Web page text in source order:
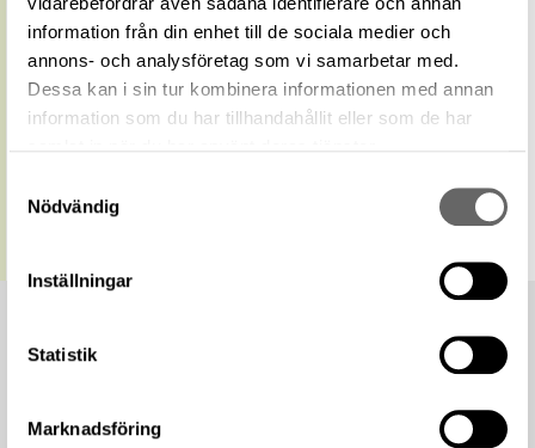
information från din enhet till de sociala medier och
annons- och analysföretag som vi samarbetar med.
Dessa kan i sin tur kombinera informationen med annan
information som du har tillhandahållit eller som de har
Nödvändig
Inställningar
Statistik
Marknadsföring
URI
https://samlingar.shm.se/geo/30907453-
F3A9-4C38-8175-504389C53A4B
Kopiera URI